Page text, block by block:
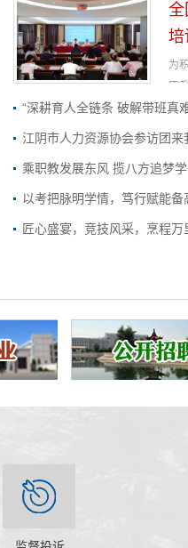
全
培
为
工
子
开
副
工
“深耕育人全链条 破解带班真
江阴市人力资源协会参访团来
乘职教发展东风 揽八方追梦
以考把脉明学情，笃行赋能
匠心盛宴，竞技风采，烹程万